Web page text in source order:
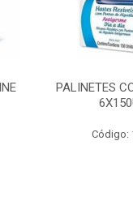
PALINETES
Código: